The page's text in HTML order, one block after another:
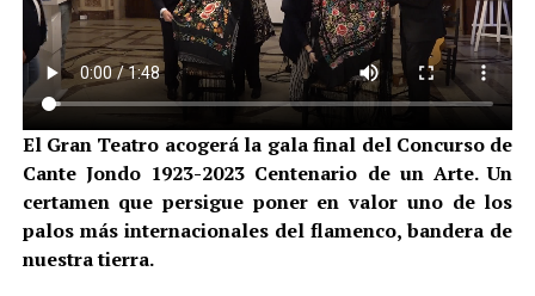
El Gran Teatro acogerá la gala final del Concurso de
Cante Jondo 1923-2023 Centenario de un Arte. Un
certamen que persigue poner en valor uno de los
palos más internacionales del flamenco, bandera de
nuestra tierra.